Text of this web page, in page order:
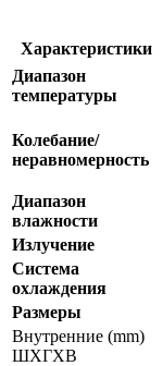
Характеристики
Диапазон
температуры
Колебание/
неравномерность
Диапазон
влажности
Излучение
Система
охлаждения
Размеры
Внутренние (mm)
ШXГXВ